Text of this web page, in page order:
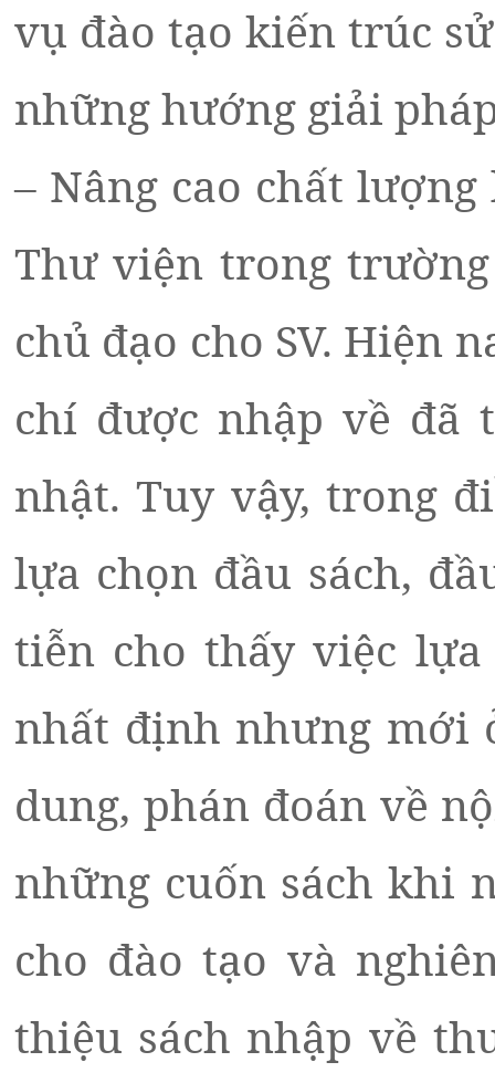
vụ đào tạo kiến trúc
những hướng giải
– Nâng cao chất
Thư viện trong
chủ đạo cho SV. Hiện
chí được nhập về đã
nhật. Tuy vậy, trong
lựa chọn đầu sách,
tiễn cho thấy việc
nhất định nhưng mới
dung, phán đoán về
những cuốn sách khi
cho đào tạo và
thiệu sách nhập về